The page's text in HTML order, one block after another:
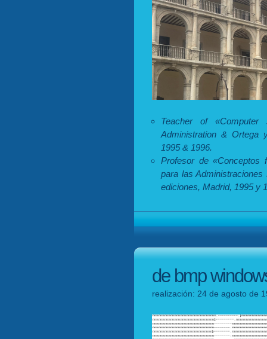
Teacher of
Administration & Ortega
1995 & 1996.
Profesor de «Conceptos
para las
ediciones, Madrid, 1995 y
de bmp
realización: 24 de agosto de